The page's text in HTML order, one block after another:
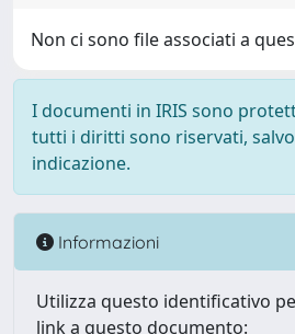
Non ci sono file associati a
I documenti in IRIS sono
tutti i diritti sono riservati,
indicazione.
Informazioni
Utilizza questo identificativo
link a questo documento: